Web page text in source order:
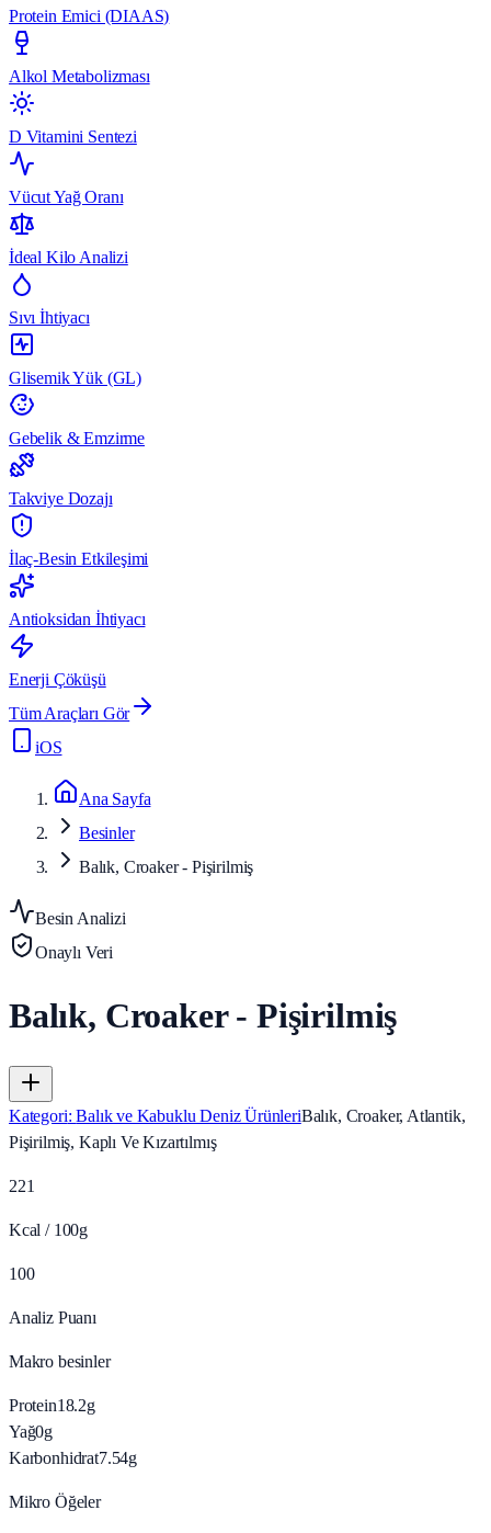
Protein Emici (DIAAS)
Alkol Metabolizması
D Vitamini Sentezi
Vücut Yağ Oranı
İdeal Kilo Analizi
Sıvı İhtiyacı
Glisemik Yük (GL)
Gebelik & Emzirme
Takviye Dozajı
İlaç-Besin Etkileşimi
Antioksidan İhtiyacı
Enerji Çöküşü
Tüm Araçları Gör
iOS
Ana Sayfa
Besinler
Balık, Croaker - Pişirilmiş
Besin Analizi
Onaylı Veri
Balık, Croaker - Pişirilmiş
Kategori:Balık ve Kabuklu Deniz ÜrünleriBalık, Croaker, Atlantik,
Pişirilmiş, Kaplı Ve Kızartılmış
221
Kcal / 100g
100
Analiz Puanı
Makro besinler
Protein18.2g
Yağ0g
Karbonhidrat7.54g
Mikro Öğeler